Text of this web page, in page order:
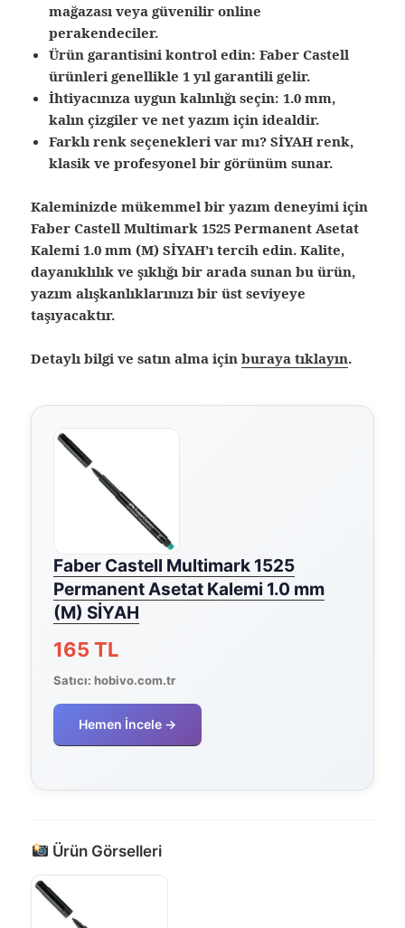
mağazası veya güvenilir online
perakendeciler.
Ürün garantisini kontrol edin: Faber Castell
ürünleri genellikle 1 yıl garantili gelir.
İhtiyacınıza uygun kalınlığı seçin: 1.0 mm,
kalın çizgiler ve net yazım için idealdir.
Farklı renk seçenekleri var mı? SİYAH renk,
klasik ve profesyonel bir görünüm sunar.
Kaleminizde mükemmel bir yazım deneyimi için
Faber Castell Multimark 1525 Permanent Asetat
Kalemi 1.0 mm (M) SİYAH’ı tercih edin. Kalite,
dayanıklılık ve şıklığı bir arada sunan bu ürün,
yazım alışkanlıklarınızı bir üst seviyeye
taşıyacaktır.
Detaylı bilgi ve satın alma içinburaya tıklayın.
Faber Castell Multimark 1525
Permanent Asetat Kalemi 1.0 mm
(M) SİYAH
165 TL
Satıcı:hobivo.com.tr
Hemen İncele →
Ürün Görselleri